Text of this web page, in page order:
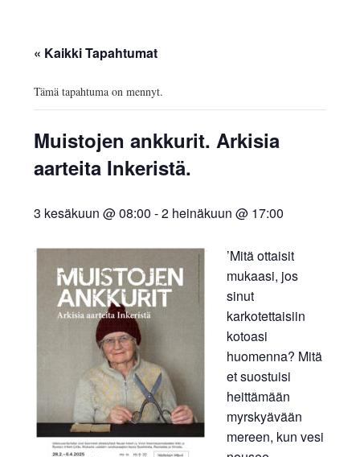
INKERIN HISTORIA JA
KULTTUURISEURA RY
MOOSES PUTRON
KOTIMUSEO
MERKKIHENKILÖT
INKERILÄINEN
« Kaikki Tapahtumat
Tämä tapahtuma on mennyt.
Muistojen ankkurit. Arkisia
aarteita Inkeristä.
3 kesäkuun @ 08:00 -2 heinäkuun @ 17:00
’Mitä ottaisit
mukaasi, jos
sinut
karkotettaisiin
kotoasi
huomenna? Mitä
et suostuisi
heittämään
myrskyävään
mereen, kun vesi